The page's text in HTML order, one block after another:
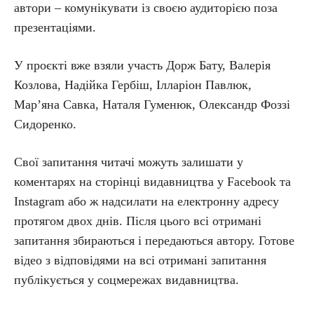
автори – комунікувати із своєю аудиторією поза
презентаціями.
У проєкті вже взяли участь Дорж Бату, Валерія
Козлова, Надійка Гербіш, Ілларіон Павлюк,
Мар’яна Савка, Наталя Гуменюк, Олександр Фоззі
Сидоренко.
Свої запитання читачі можуть залишати у
коментарях на сторінці видавництва у Facebook та
Instagram або ж надсилати на електронну адресу
протягом двох днів. Після цього всі отримані
запитання збираються і передаються автору. Готове
відео з відповідями на всі отримані запитання
публікується у соцмережах видавництва.